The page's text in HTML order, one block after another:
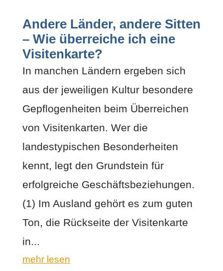
Andere Länder, andere Sitten
– Wie überreiche ich eine
Visitenkarte?
In manchen Ländern ergeben sich
aus der jeweiligen Kultur besondere
Gepflogenheiten beim Überreichen
von Visitenkarten. Wer die
landestypischen Besonderheiten
kennt, legt den Grundstein für
erfolgreiche Geschäftsbeziehungen.
(1) Im Ausland gehört es zum guten
Ton, die Rückseite der Visitenkarte
in...
mehr lesen